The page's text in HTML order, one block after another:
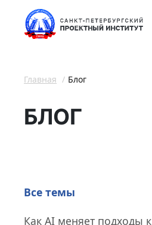
Главная Блог
БЛОГ
Все темы
Как AI меняет подходы к